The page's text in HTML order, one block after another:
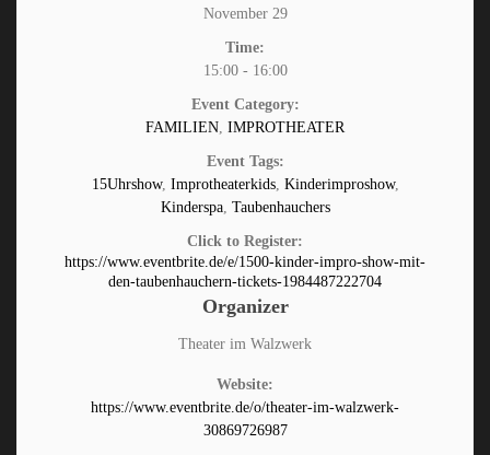
November 29
Time:
15:00 - 16:00
Event Category:
FAMILIEN, IMPROTHEATER
Event Tags:
15Uhrshow, Improtheaterkids, Kinderimproshow,
Kinderspa, Taubenhauchers
Click to Register:
https://www.eventbrite.de/e/1500-kinder-impro-show-mit-
den-taubenhauchern-tickets-1984487222704
Organizer
Theater im Walzwerk
Website:
https://www.eventbrite.de/o/theater-im-walzwerk-
30869726987